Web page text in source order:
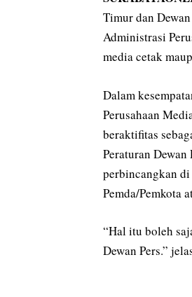
Timur dan
Administrasi
media cetak
Dalam
Perusahaan
beraktifitas
Peraturan
perbincangkan
Pemda/Pemkota
“Hal itu boleh
Dewan Pers.”